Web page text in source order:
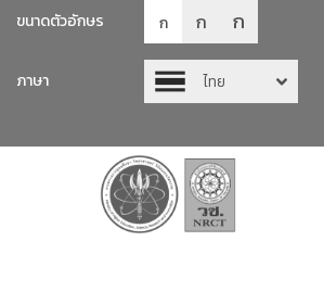
ขนาดตัวอักษร ก ก ก
ภาษา
ไทย